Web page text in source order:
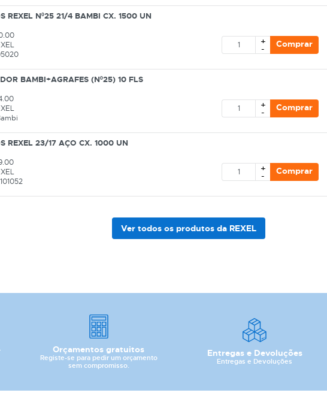
REXEL Nº25 21/4 BAMBI CX. 1500 UN
+
- Comprar
BAMBI+AGRAFES (Nº25) 10 FLS
+
- Comprar
REXEL 23/17 AÇO CX. 1000 UN
+
- Comprar
Ver todos os produtos da REXEL
Orçamentos gratuitos
Registe-se para pedir um orçamento
sem compromisso.
Entregas e Devoluções
Entregas e Devoluções